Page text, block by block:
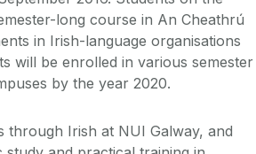
long course in An Cheathrú
in Irish-language organisations
will be enrolled in various semester
by the year 2020.
through Irish at NUI Galway, and